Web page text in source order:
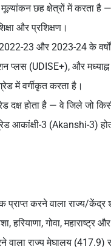
मूल्यांकनछह क्षेत्रोंमें करता है
और प्रशिक्षण।
23 और 2023-24के
प्लस (UDISE+), और मध्याह्न
में वर्गीकृत करता है।
दक्षहोता है — वे जिले जो
आकांक्षी-3 (Akanshi-3)
प्राप्त करने वाला राज्य/
गोवा, महाराष्ट्र
वाला राज्यमेघालय (417.9)